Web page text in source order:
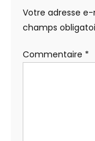
Votre adresse
champs
Commentaire *